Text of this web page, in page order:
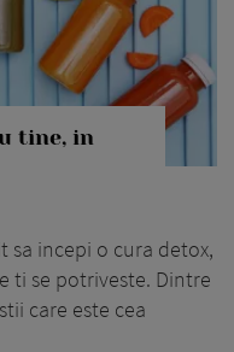
tine, in
incepi o cura detox,
ti se potriveste. Dintre
care este cea